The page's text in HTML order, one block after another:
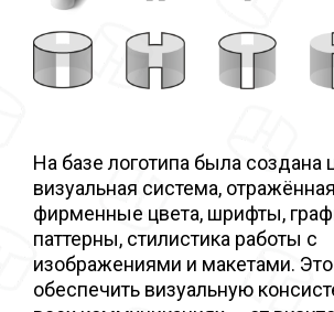
На базе логотипа была создана
визуальная система,
фирменные цвета, шрифты,
паттерны, стилистика работы с
изображениями и макетами.
обеспечить визуальную